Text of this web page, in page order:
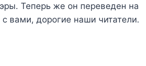
Теперь же он переведен на
вами, дорогие наши читатели.